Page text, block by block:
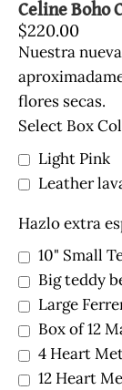
Celine Boho
$220.00
Nuestra
flores secas.
Select Box
Light Pink
Leather
Hazlo extra
10" Small
Big teddy
Large
Box of 12
4 Heart
12 Heart